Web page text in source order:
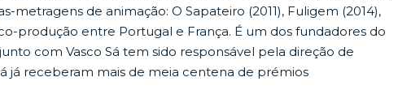
metragens de animação: O Sapateiro (2011), Fuligem (2014),
produção entre Portugal e França. É um dos fundadores do
com Vasco Sá tem sido responsável pela direção de
já receberam mais de meia centena de prémios